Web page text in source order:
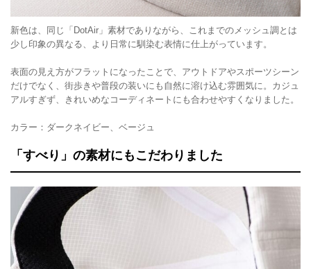
新色は、同じ「DotAir」素材でありながら、これまでのメッシュ調とは
少し印象の異なる、より日常に馴染む表情に仕上がっています。
表面の見え方がフラットになったことで、アウトドアやスポーツシーン
だけでなく、街歩きや普段の装いにも自然に溶け込む雰囲気に。カジュ
アルすぎず、きれいめなコーディネートにも合わせやすくなりました。
カラー：ダークネイビー、ベージュ
「すべり」の素材にもこだわりました